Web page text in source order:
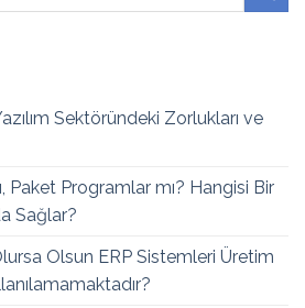
Sektöründeki Zorlukları ve
Paket Programlar mı? Hangisi Bir
Sağlar?
Olsun ERP Sistemleri Üretim